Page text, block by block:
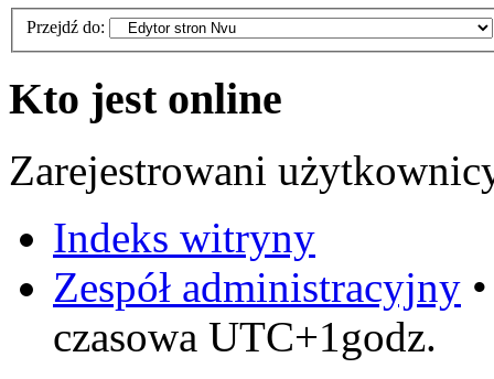
Przejdź do:
Kto jest online
Zarejestrowani
Indeks witryny
Zespół administracyjny
czasowa UTC+1godz.